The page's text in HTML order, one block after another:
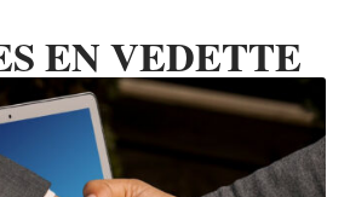
EN VEDETTE